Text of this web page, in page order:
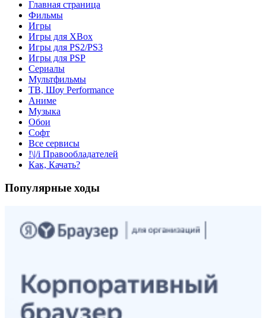
Главная страница
Фильмы
Игры
Игры для XBox
Игры для PS2/PS3
Игры для PSP
Сериалы
Мультфильмы
ТВ, Шоу Performance
Аниме
Музыка
Обои
Софт
Все сервисы
!\|/i Правообладателей
Как, Качать?
Популярные ходы